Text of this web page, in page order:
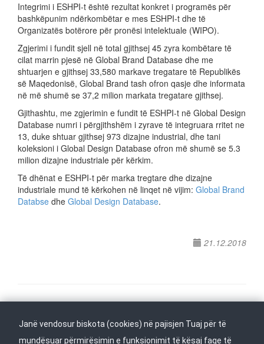
Integrimi i ESHPI-t është rezultat konkret i programës për
bashkëpunim ndërkombëtar e mes ESHPI-t dhe të
Organizatës botërore për pronësi intelektuale (WIPO).
Zgjerimi i fundit sjell në total gjithsej 45 zyra kombëtare të
cilat marrin pjesë në Global Brand Database dhe me
shtuarjen e gjithsej 33,580 markave tregatare të Republikës
së Maqedonisë, Global Brand tash ofron qasje dhe informata
në më shumë se 37,2 milion markata tregatare gjithsej.
Gjithashtu, me zgjerimin e fundit të ESHPI-t në Global Design
Database numri i përgjithshëm i zyrave të integruara rritet ne
13, duke shtuar gjithsej 973 dizajne industrial, dhe tani
koleksioni i Global Design Database ofron më shumë se 5.3
milion dizajne industriale për kërkim.
Të dhënat e ESHPI-t për marka tregtare dhe dizajne
industriale mund të kërkohen në linqet në vijim: Global Brand
Databse dhe Global Design Database.
21.12.2018
Kthehu në fillim Na ndiqni në
Janë vendosur biskota (cookies) në pajisjen Tuaj për të
mundësuar përmirësimin e funksionimit të kësaj faqe të